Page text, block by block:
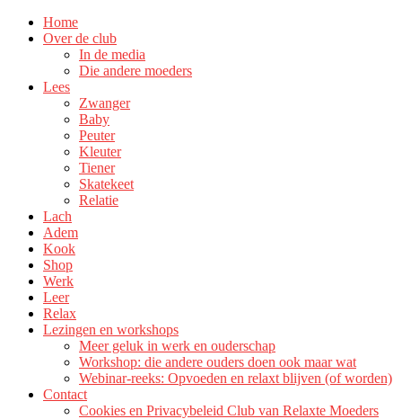
Home
Over de club
In de media
Die andere moeders
Lees
Zwanger
Baby
Peuter
Kleuter
Tiener
Skatekeet
Relatie
Lach
Adem
Kook
Shop
Werk
Leer
Relax
Lezingen en workshops
Meer geluk in werk en ouderschap
Workshop: die andere ouders doen ook maar wat
Webinar-reeks: Opvoeden en relaxt blijven (of worden)
Contact
Cookies en Privacybeleid Club van Relaxte Moeders